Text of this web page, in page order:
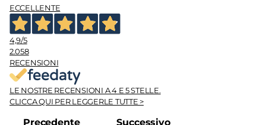
ECCELLENTE
4,9/5
2.058
RECENSIONI
LE NOSTRE RECENSIONI A 4 E 5 STELLE.
CLICCA QUI PER LEGGERLE TUTTE >
Precedente Successivo